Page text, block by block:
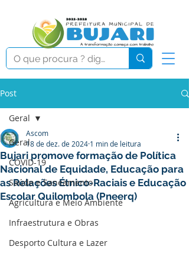
Post
Geral
COVID-19
Saúde e Saneamento
Agricultura e Meio Ambiente
Infraestrutura e Obras
Desporto Cultura e Lazer
Geral
Bujari promove formação de Política
Nacional de Equidade, Educação para
as Relações Étnico-Raciais e Educação
Escolar Quilombola (Pneerq)
Ascom
18 de dez. de 2024 1 min de leitura